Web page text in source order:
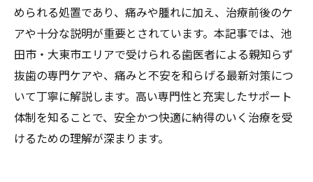
められる処置であり、痛みや腫れに加え、治療前後のケ
アや十分な説明が重要とされています。本記事では、池
田市・大東市エリアで受けられる歯医者による親知らず
抜歯の専門ケアや、痛みと不安を和らげる最新対策につ
いて丁寧に解説します。高い専門性と充実したサポート
体制を知ることで、安全かつ快適に納得のいく治療を受
けるための理解が深まります。